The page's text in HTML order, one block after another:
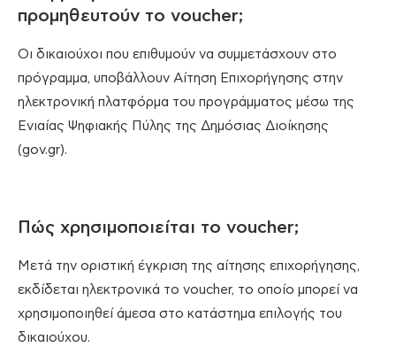
προμηθευτούν το voucher;
Οι δικαιούχοι που επιθυμούν να συμμετάσχουν στο
πρόγραμμα, υποβάλλουν Αίτηση Επιχορήγησης στην
ηλεκτρονική πλατφόρμα του προγράμματος μέσω της
Ενιαίας Ψηφιακής Πύλης της Δημόσιας Διοίκησης
(gov.gr).
Πώς χρησιμοποιείται το voucher;
Μετά την οριστική έγκριση της αίτησης επιχορήγησης,
εκδίδεται ηλεκτρονικά το voucher, το οποίο μπορεί να
χρησιμοποιηθεί άμεσα στο κατάστημα επιλογής του
δικαιούχου.